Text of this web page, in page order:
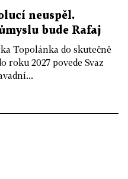
neuspěl.
bude Rafaj
Topolánka do skutečně
roku 2027 povede Svaz